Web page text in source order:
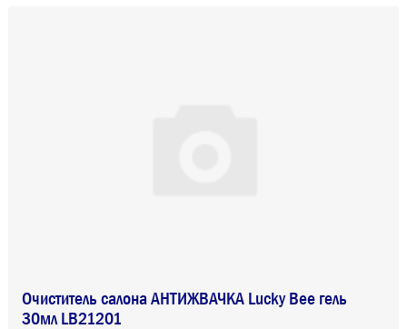
Очиститель салона АНТИЖВАЧКА Lucky Bee гель
30мл LB21201